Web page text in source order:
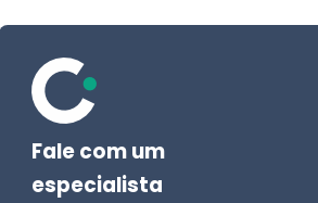
Fale com um
especialista